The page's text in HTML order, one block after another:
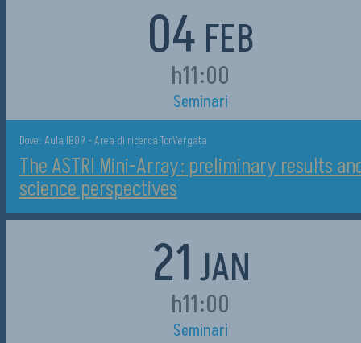
04 FEB
h11:00
Seminari
Dove: Aula IB09 - Area di ricerca TorVergata
The ASTRI Mini-Array: preliminary results
science perspectives
21 JAN
h11:00
Seminari